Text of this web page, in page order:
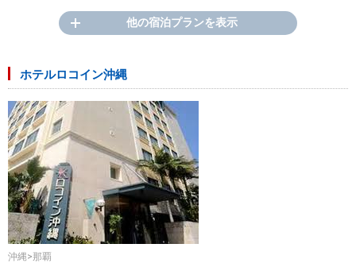
他の宿泊プランを表示
ホテルロコイン沖縄
沖縄>那覇